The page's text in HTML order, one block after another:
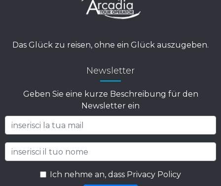
bis 19:00 Uhr. Für Notfälle kontaktieren Sie bitte
Das Glück zu reisen, ohne ein Glück auszugeben.
Newsletter